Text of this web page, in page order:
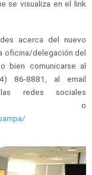
se visualiza en el link
acerca del nuevo
oficina/delegación del
bien comunicarse al
86-8881, al email
sociales